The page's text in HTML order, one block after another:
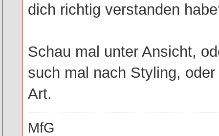
dich richtig verstanden
Schau mal unter Ansicht,
such mal nach Styling,
Art.
MfG